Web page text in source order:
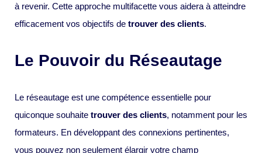
à revenir. Cette approche multifacette vous aidera à atteindre
efficacement vos objectifs de trouver des clients.
Le Pouvoir du Réseautage
Le réseautage est une compétence essentielle pour
quiconque souhaite trouver des clients, notamment pour les
formateurs. En développant des connexions pertinentes,
vous pouvez non seulement élargir votre champ